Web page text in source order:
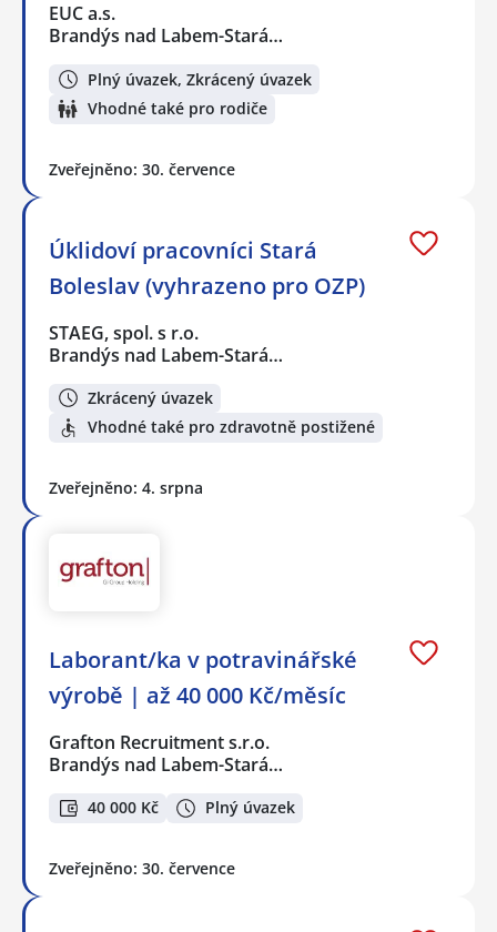
EUC a.s.
Brandýs nad Labem-Stará…
Plný úvazek, Zkrácený úvazek
Vhodné také pro rodiče
Zveřejněno: 30. července
Úklidoví pracovníci Stará
Boleslav (vyhrazeno pro OZP)
STAEG, spol. s r.o.
Brandýs nad Labem-Stará…
Zkrácený úvazek
Vhodné také pro zdravotně postižené
Zveřejněno: 4. srpna
Laborant/ka v potravinářské
výrobě | až 40 000 Kč/měsíc
Grafton Recruitment s.r.o.
Brandýs nad Labem-Stará…
40 000 Kč Plný úvazek
Zveřejněno: 30. července